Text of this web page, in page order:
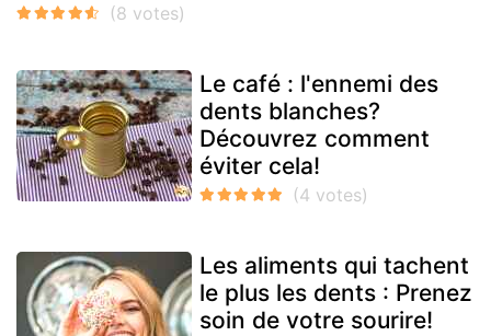
Le café : l'ennemi des
dents blanches?
Découvrez comment
éviter cela!
Les aliments qui tachent
le plus les dents : Prenez
soin de votre sourire!